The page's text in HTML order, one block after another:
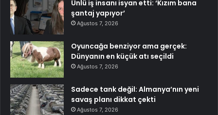
Ünlü iş insanı isyan etti: ‘Kızım bana
şantaj yapıyor’
Ağustos 7, 2026
Oyuncağa benziyor ama gerçek:
Dünyanın en küçük atı seçildi
Ağustos 7, 2026
Sadece tank değil: Almanya’nın yeni
savaş planı dikkat çekti
Ağustos 7, 2026